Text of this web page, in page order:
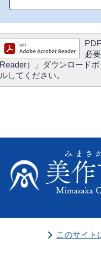
必
Reader）」ダウンロード
ルしてください。
このサイト